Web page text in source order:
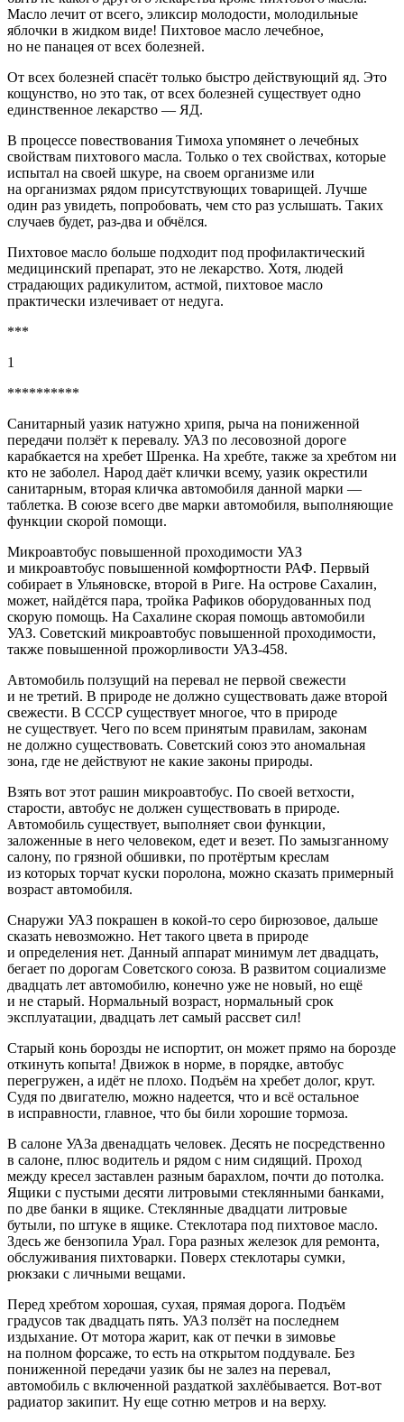
Масло лечит от всего, эликсир молодости, молодильные
яблочки в жидком виде! Пихтовое масло лечебное,
но не панацея от всех болезней.
От всех болезней спасёт только быстро действующий яд. Это
кощунство, но это так, от всех болезней существует одно
единственное лекарство — ЯД.
В процессе повествования Тимоха упомянет о лечебных
свойствам пихтового масла. Только о тех свойствах, которые
испытал на своей шкуре, на своем организме или
на организмах рядом присутствующих товарищей. Лучше
один раз увидеть, попробовать, чем сто раз услышать. Таких
случаев будет, раз-два и обчёлся.
Пихтовое масло больше подходит под профилактический
медицинский препарат, это не лекарство. Хотя, людей
страдающих радикулитом, астмой, пихтовое масло
практически излечивает от недуга.
***
1
**********
Санитарный уазик натужно хрипя, рыча на пониженной
передачи ползёт к перевалу. УАЗ по лесовозной дороге
карабкается на хребет Шренка. На хребте, также за хребтом ни
кто не заболел. Народ даёт клички всему, уазик окрестили
санитарным, вторая кличка автомобиля данной марки —
таблетка. В союзе всего две марки автомобиля, выполняющие
функции скорой помощи.
Микроавтобус повышенной проходимости УАЗ
и микроавтобус повышенной комфортности РАФ. Первый
собирает в Ульяновске, второй в Риге. На острове Сахалин,
может, найдётся пара, тройка Рафиков оборудованных под
скорую помощь. На Сахалине скорая помощь автомобили
УАЗ. Советский микроавтобус повышенной проходимости,
также повышенной прожорливости УАЗ-458.
Автомобиль ползущий на перевал не первой свежести
и не третий. В природе не должно существовать даже второй
свежести. В СССР существует многое, что в природе
не существует. Чего по всем принятым правилам, законам
не должно существовать. Советский союз это аномальная
зона, где не действуют не какие законы природы.
Взять вот этот рашин микроавтобус. По своей ветхости,
старости, автобус не должен существовать в природе.
Автомобиль существует, выполняет свои функции,
заложенные в него человеком, едет и везет. По замызганному
салону, по грязной обшивки, по протёртым креслам
из которых торчат куски поролона, можно сказать примерный
возраст автомобиля.
Снаружи УАЗ покрашен в кокой-то серо бирюзовое, дальше
сказать невозможно. Нет такого цвета в природе
и определения нет. Данный аппарат минимум лет двадцать,
бегает по дорогам Советского союза. В развитом социализме
двадцать лет автомобилю, конечно уже не новый, но ещё
и не старый. Нормальный возраст, нормальный срок
эксплуатации, двадцать лет самый рассвет сил!
Старый конь борозды не испортит, он может прямо на борозде
откинуть копыта! Движок в норме, в порядке, автобус
перегружен, а идёт не плохо. Подъём на хребет долог, крут.
Судя по двигателю, можно надеется, что и всё остальное
в исправности, главное, что бы били хорошие тормоза.
В салоне УАЗа двенадцать человек. Десять не посредственно
в салоне, плюс водитель и рядом с ним сидящий. Проход
между кресел заставлен разным барахлом, почти до потолка.
Ящики с пустыми десяти литровыми стеклянными банками,
по две банки в ящике. Стеклянные двадцати литровые
бутыли, по штуке в ящике. Стеклотара под пихтовое масло.
Здесь же бензопила Урал. Гора разных железок для ремонта,
обслуживания пихтоварки. Поверх стеклотары сумки,
рюкзаки с личными вещами.
Перед хребтом хорошая, сухая, прямая дорога. Подъём
градусов так двадцать пять. УАЗ ползёт на последнем
издыхание. От мотора жарит, как от печки в зимовье
на полном форсаже, то есть на открытом поддувале. Без
пониженной передачи уазик бы не залез на перевал,
автомобиль с включенной раздаткой захлёбывается. Вот-вот
радиатор закипит. Ну еще сотню метров и на верху.